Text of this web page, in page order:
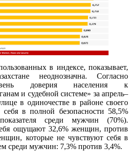
в индексе, показывает,
неоднозначна. Согласно
доверия населения к
и судебной системе» за апрель–
в одиночестве в районе своего
в полной безопасности 58,5%
среди мужчин (70%).
ощущают 32,6% женщин, против
которые не чувствуют себя в
среди мужчин: 7,3% против 3,4%.